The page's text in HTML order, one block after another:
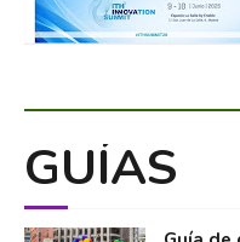
GUÍAS